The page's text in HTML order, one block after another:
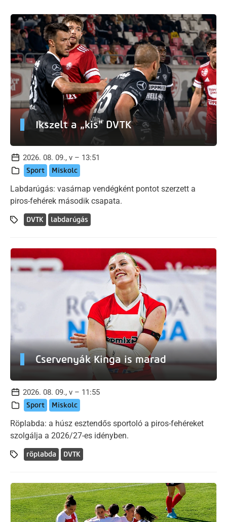
Ikszelt a „kis” DVTK
2026. 08. 09., v – 13:51
Sport Miskolc
Labdarúgás: vasárnap vendégként pontot szerzett a
piros-fehérek második csapata.
DVTK labdarúgás
Cservenyák Kinga is marad
2026. 08. 09., v – 11:55
Sport Miskolc
Röplabda: a húsz esztendős sportoló a piros-fehéreket
szolgálja a 2026/27-es idényben.
röplabda DVTK